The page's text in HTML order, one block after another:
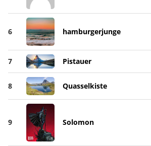
6 hamburgerjunge
7 Pistauer
8 Quasselkiste
9 Solomon